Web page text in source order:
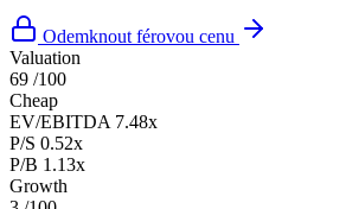
Odemknout férovou cenu
Valuation
69 /100
Cheap
EV/EBITDA 7.48x
P/S 0.52x
P/B 1.13x
Growth